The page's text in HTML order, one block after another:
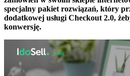
specjalny pakiet rozwiązań, który
dodatkowej usługi Checkout 2.0,
konwersję.